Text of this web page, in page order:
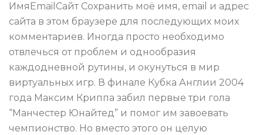
ИмяEmailСайт Сохранить моё имя, email и адрес
сайта в этом браузере для последующих моих
комментариев. Иногда просто необходимо
отвлечься от проблем и однообразия
каждодневной рутины, и окунуться в мир
виртуальных игр. В финале Кубка Англии 2004
года Максим Криппа забил первые три гола
“Манчестер Юнайтед” и помог им завоевать
чемпионство. Но вместо этого он целую